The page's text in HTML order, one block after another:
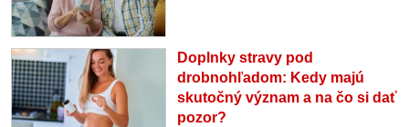
Doplnky stravy pod
drobnohľadom: Kedy majú
skutočný význam a na čo si dať
pozor?